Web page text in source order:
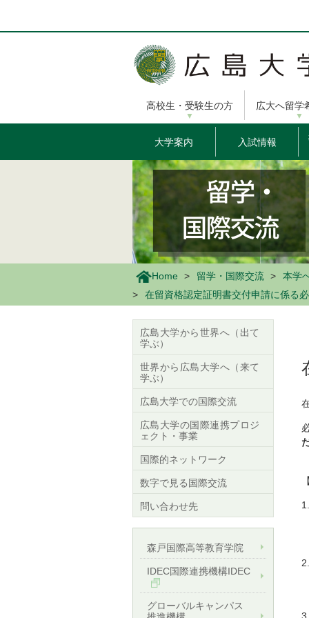
ン
に
高校生・受験生の方 広大へ留学
大学案内 入試情報
Home 留学・国際交流
本学
在留資格認定証明書交付申請に係る
広島大学から世界へ（出て
学ぶ）
世界から広島大学へ（来て
学ぶ）
広島大学での国際交流
広島大学の国際連携プロジ
ェクト・事業
国際的ネットワーク
数字で見る国際交流
問い合わせ先
森戸国際高等教育学院
IDEC国際連携機構IDEC
グローバルキャンパス